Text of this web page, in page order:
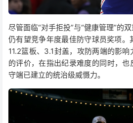
尽管面临“对手拒投”与“健康管理”的
仍有望竞争年度最佳防守球员奖项。
11.2篮板、3.1封盖，攻防两端的影
的评价，在指出纪录难度的同时，
守端已建立的统治级威慑力。